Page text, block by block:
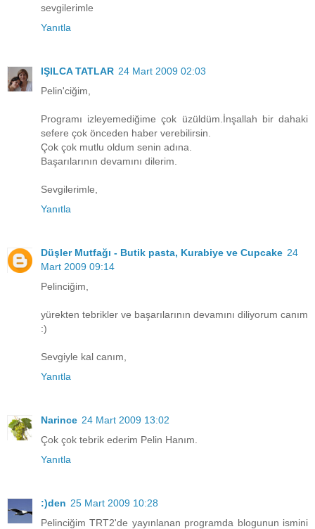
sevgilerimle
Yanıtla
IŞILCA TATLAR 24 Mart 2009 02:03
Pelin'ciğim,
Programı izleyemediğime çok üzüldüm.İnşallah bir dahaki
sefere çok önceden haber verebilirsin.
Çok çok mutlu oldum senin adına.
Başarılarının devamını dilerim.
Sevgilerimle,
Yanıtla
Düşler Mutfağı - Butik pasta, Kurabiye ve Cupcake 24
Mart 2009 09:14
Pelinciğim,
yürekten tebrikler ve başarılarının devamını diliyorum canım
:)
Sevgiyle kal canım,
Yanıtla
Narince 24 Mart 2009 13:02
Çok çok tebrik ederim Pelin Hanım.
Yanıtla
:)den 25 Mart 2009 10:28
Pelinciğim TRT2'de yayınlanan programda blogunun ismini